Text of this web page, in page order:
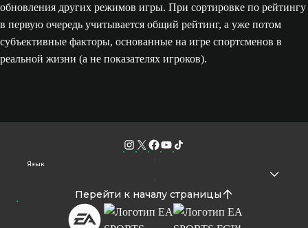
обновления других режимов игры. При сортировке по рейтингу
в первую очередь учитывается общий рейтинг, а уже потом
субъективные факторы, основанные на игре спортсменов в
реальной жизни (а не показателях игроков).
Язык
Перейти к началу страницы